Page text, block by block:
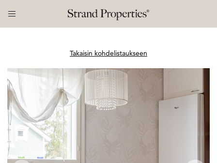
Takaisin kohdelistaukseen